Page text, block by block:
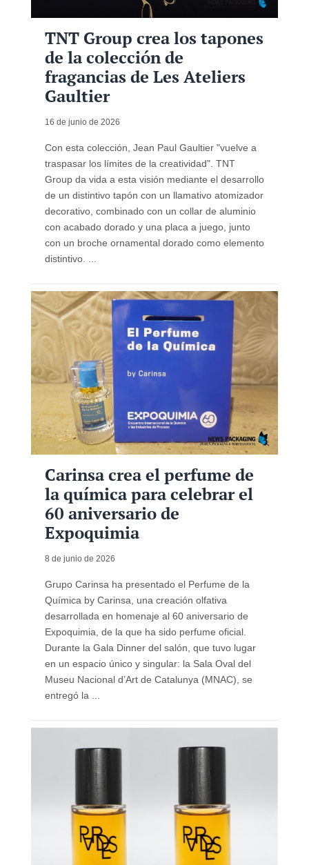
TNT Group crea los tapones
de la colección de
fragancias de Les Ateliers
Gaultier
16 de junio de 2026
Con esta colección, Jean Paul Gaultier "vuelve a
traspasar los límites de la creatividad". TNT
Group da vida a esta visión mediante el desarrollo
de un distintivo tapón con un llamativo atomizador
decorativo, combinado con un collar de aluminio
con acabado dorado y una placa a juego, junto
con un broche ornamental dorado como elemento
distintivo. ...
Carinsa crea el perfume de
la química para celebrar el
60 aniversario de
Expoquimia
8 de junio de 2026
Grupo Carinsa ha presentado el Perfume de la
Química by Carinsa, una creación olfativa
desarrollada en homenaje al 60 aniversario de
Expoquimia, de la que ha sido perfume oficial.
Durante la Gala Dinner del salón, que tuvo lugar
en un espacio único y singular: la Sala Oval del
Museu Nacional d’Art de Catalunya (MNAC), se
entregó la ...